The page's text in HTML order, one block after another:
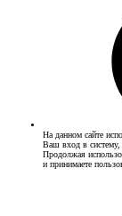
На данном сайте
Ваш вход в систему,
Продолжая
и принимаете